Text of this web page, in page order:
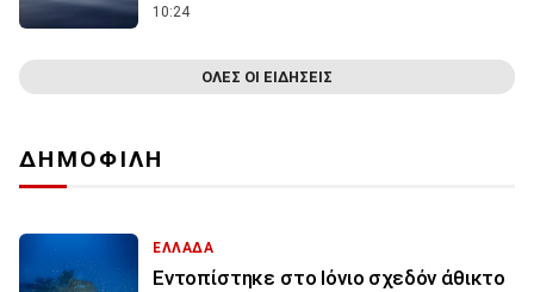
10:24
ΟΛΕΣ ΟΙ ΕΙΔΗΣΕΙΣ
ΔΗΜΟΦΙΛΗ
ΕΛΛΑΔΑ
Εντοπίστηκε στο Ιόνιο σχεδόν άθικτο